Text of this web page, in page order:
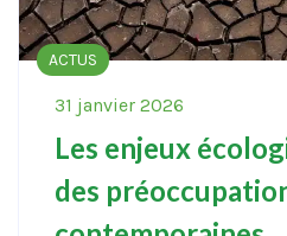
ACTUS
31 janvier 2026
Les enjeux
des